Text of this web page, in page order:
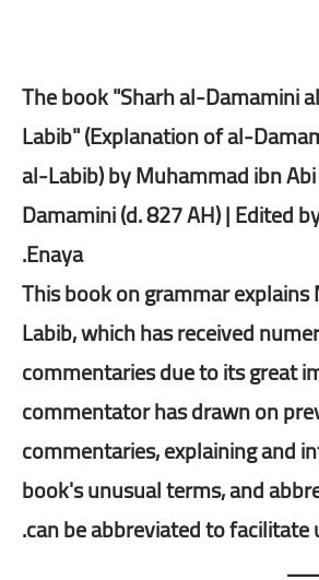
The book "Sharh al-Damamini
Labib" (Explanation of al-
al-Labib) by Muhammad ibn
Damamini (d. 827 AH) | Edited
Enaya.
This book on grammar
Labib, which has received
commentaries due to its great
commentator has drawn on
commentaries, explaining and
book's unusual terms, and
can be abbreviated to facilitate